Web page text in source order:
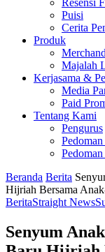
Resensi
Puisi
Cerita
Produk
Majalah
Kerjasama &
Media
Paid
Tentang Kami
Pengurus
Beranda Berita
Hijriah Bersama
BeritaStraight News
Senyum